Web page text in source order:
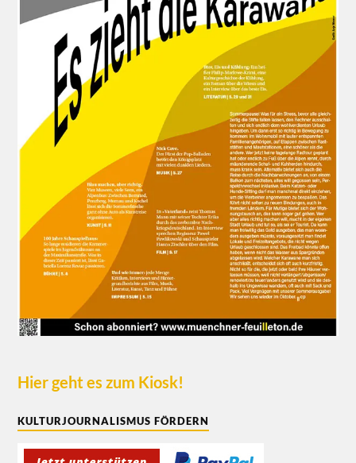
Hier geht es zum Kiosk!
KULTURJOURNALISMUS FÖRDERN